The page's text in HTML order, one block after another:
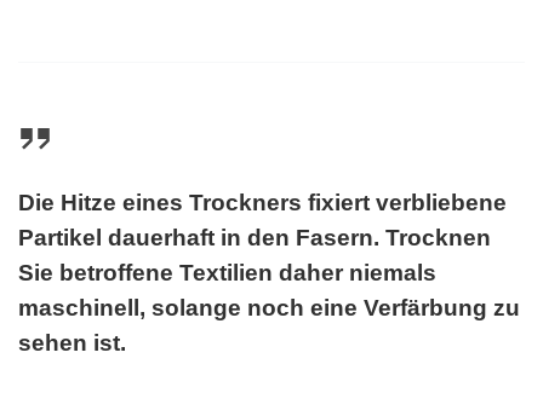
Die Hitze eines Trockners fixiert verbliebene
Partikel dauerhaft in den Fasern. Trocknen
Sie betroffene Textilien daher niemals
maschinell, solange noch eine Verfärbung zu
sehen ist.